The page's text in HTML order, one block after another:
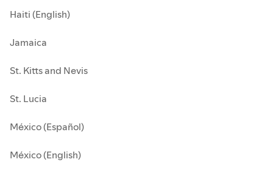
Haiti (English)
Jamaica
St. Kitts and Nevis
St. Lucia
México (Español)
México (English)